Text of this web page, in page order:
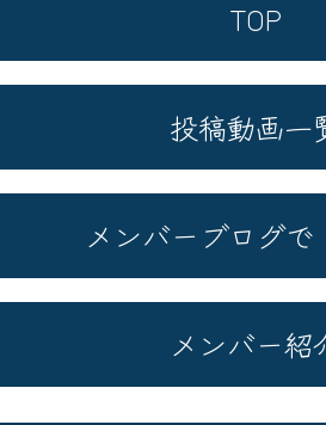
TOP
投稿動画一
メンバーブログで
メンバー紹